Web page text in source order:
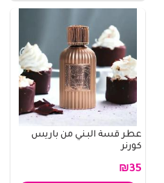
عطر قسة البني من باريس
كورنر
₪35